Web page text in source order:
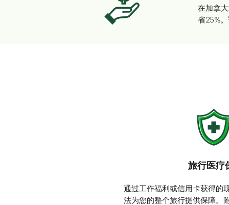
在加拿
省25%。
旅行医疗
通过工作福利或信用卡获得的
法为您的整个旅行提供保障。